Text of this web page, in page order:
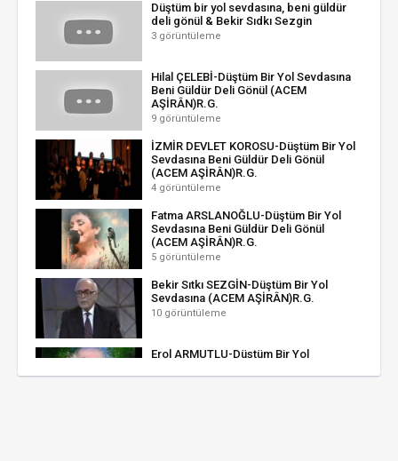
Düştüm bir yol sevdasına, beni güldür
deli gönül & Bekir Sıdkı Sezgin
3 görüntüleme
Hilal ÇELEBİ-Düştüm Bir Yol Sevdasına
Beni Güldür Deli Gönül (ACEM
AŞİRÂN)R.G.
9 görüntüleme
İZMİR DEVLET KOROSU-Düştüm Bir Yol
Sevdasına Beni Güldür Deli Gönül
(ACEM AŞİRÂN)R.G.
4 görüntüleme
Fatma ARSLANOĞLU-Düştüm Bir Yol
Sevdasına Beni Güldür Deli Gönül
(ACEM AŞİRÂN)R.G.
5 görüntüleme
Bekir Sıtkı SEZGİN-Düştüm Bir Yol
Sevdasına (ACEM AŞİRÂN)R.G.
10 görüntüleme
Erol ARMUTLU-Düştüm Bir Yol
(ACEM AŞİRÂN)R.G.